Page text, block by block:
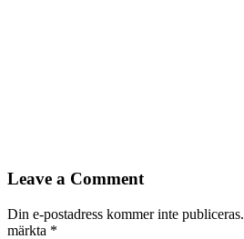
Leave a Comment
Din e-postadress kommer inte publiceras.
märkta *